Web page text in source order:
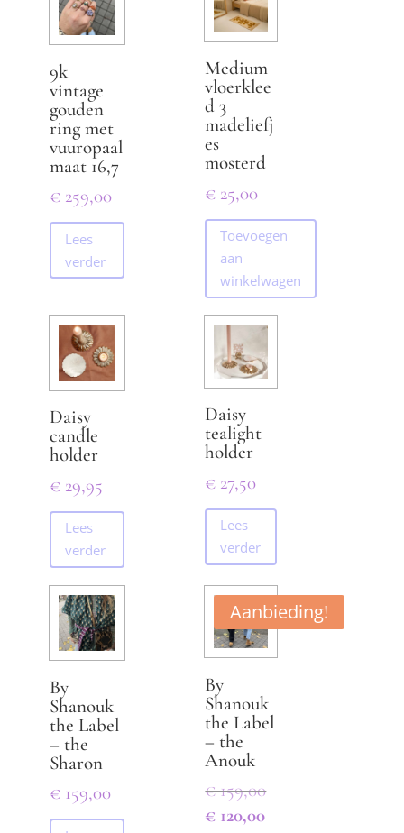
heeft
meerdere
variaties.
Deze
optie
kan
gekozen
worden
op
de
productpagina
9k
vintage
gouden
ring met
vuuropaal
maat 16,7
€259,00
Lees
verder
Medium
vloerklee
d 3
madeliefj
es
mosterd
€ 25,00
Toevoegen
aan
winkelwagen
Daisy
candle
holder
€29,95
Lees
verder
Daisy
tealight
holder
€ 27,50
Lees
verder
By
Shanouk
the Label
– the
Sharon
€159,00
Aanbieding!
By
Shanouk
the Label
– the
Anouk
€159,00Oorspronkelijke
€ 120,00Huidige